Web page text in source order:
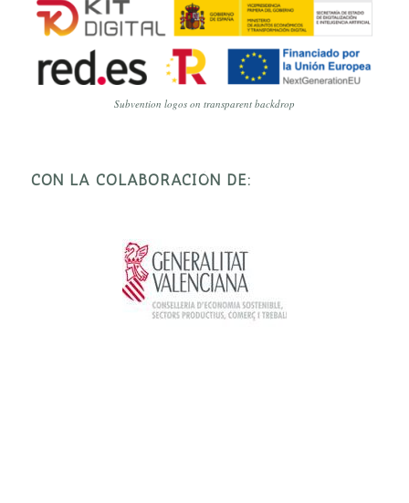
Subvention logos on transparent backdrop
CON LA COLABORACIÓN DE: